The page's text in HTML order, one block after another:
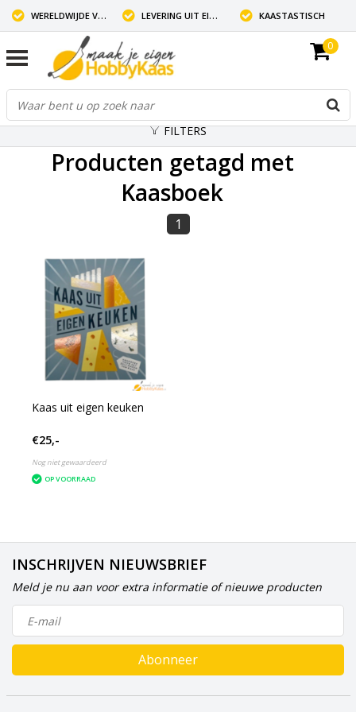
WERELDWIJDE VERZENDING LEVERING UIT EIGEN VOORRAAD KAASTASTISCH
0
FILTERS
Producten getagd met
Kaasboek
1
Kaas uit eigen keuken
€25,-
Nog niet gewaardeerd
OP VOORRAAD
INSCHRIJVEN NIEUWSBRIEF
Meld je nu aan voor extra informatie of nieuwe producten
Abonneer